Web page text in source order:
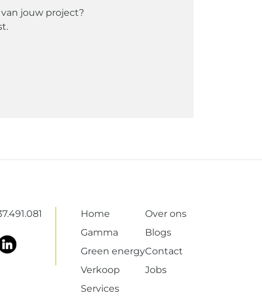
jouw project?
Home
Gamma
Green energy
Verkoop
Services
Over ons
Blogs
Contact
Jobs